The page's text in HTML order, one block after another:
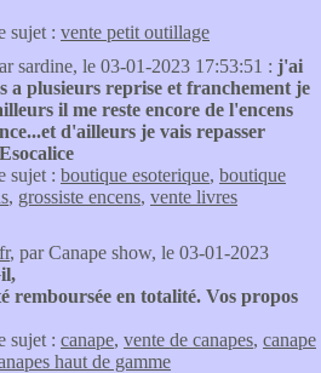
sujet : vente petit outillage
sardine, le 03-01-2023 17:53:51 : j'ai
a plusieurs reprise et franchement je
il me reste encore de l'encens
d'ailleurs je vais repasser
sujet : boutique esoterique, boutique
, grossiste encens, vente livres
, par Canape show, le 03-01-2023
remboursée en totalité. Vos propos
sujet : canape, vente de canapes, canape
haut de gamme